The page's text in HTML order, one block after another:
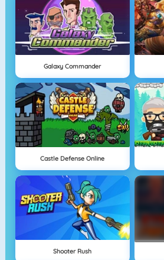
Galaxy Commander
Castle Defense Online
Shooter Rush